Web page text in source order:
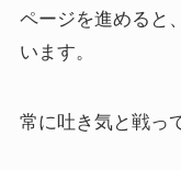
ページを進めると
います。
常に吐き気と戦っ